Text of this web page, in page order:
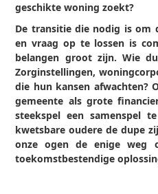
geschikte woning zoekt?
De transitie die nodig is om
en vraag op te lossen is
belangen groot zijn. Wie
Zorginstellingen,
die hun kansen afwachten?
gemeente als grote
steekspel een samenspel
kwetsbare oudere de dupe
onze ogen de enige weg
toekomstbestendige